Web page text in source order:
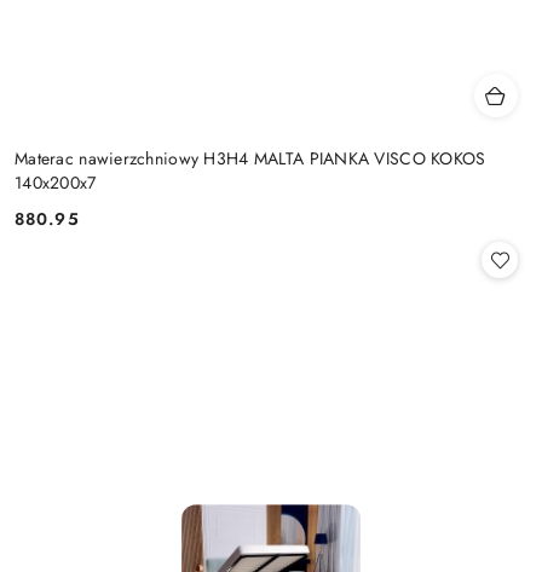
Materac nawierzchniowy H3H4 MALTA PIANKA VISCO KOKOS
140x200x7
Cena:
880.95